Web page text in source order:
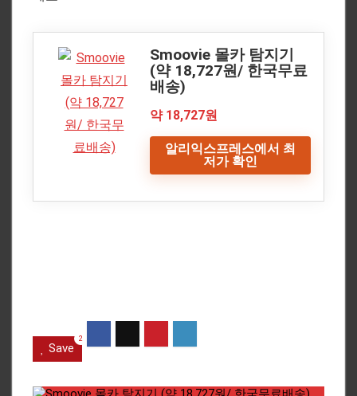
Smoovie 몰카 탐지기
(약 18,727원/ 한국무료
배송)
약 18,727원
알리익스프레스에서 최
저가 확인
Save
2